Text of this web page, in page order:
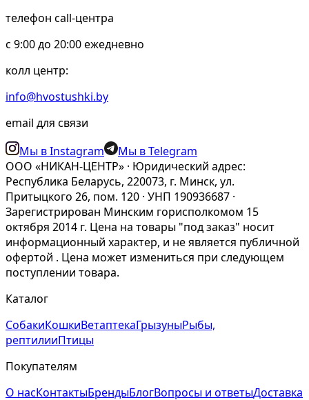
телефон call-центра
c 9:00 до 20:00 ежедневно
колл центр:
info@hvostushki.by
email для связи
Мы в Instagram
Мы в Telegram
ООО «НИКАН-ЦЕНТР» · Юридический адрес:
Республика Беларусь, 220073, г. Минск, ул.
Притыцкого 26, пом. 120 · УНП 190936687 ·
Зарегистрирован Минским горисполкомом 15
октября 2014 г. Цена на товары "под заказ" носит
информационный характер, и не является публичной
офертой . Цена может измениться при следующем
поступлении товара.
Каталог
СобакиКошкиВетаптекаГрызуныРыбы,
рептилииПтицы
Покупателям
О насКонтактыБрендыБлогВопросы и ответыДоставка